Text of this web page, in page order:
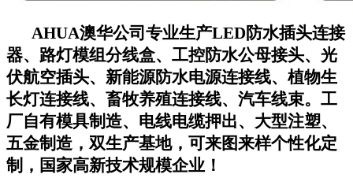
AHUA澳华公司专业生产LED防水插头连接
器、路灯模组分线盒、工控防水公母接头、光
伏航空插头、新能源防水电源连接线、植物生
长灯连接线、畜牧养殖连接线、汽车线束。工
厂自有模具制造、电线电缆押出、大型注塑、
五金制造，双生产基地，可来图来样个性化定
制，国家高新技术规模企业！